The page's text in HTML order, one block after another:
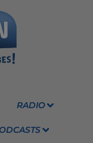
RADIO